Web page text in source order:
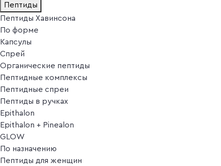
Пептиды
Пептиды Хавинсона
По форме
Капсулы
Спрей
Органические пептиды
Пептидные комплексы
Пептидные спреи
Пептиды в ручках
Epithalon
Epithalon + Pinealon
GLOW
По назначению
Пептиды для женщин